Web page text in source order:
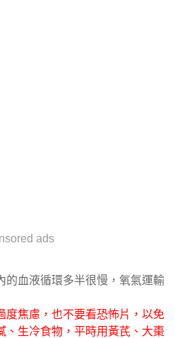
ads
的血液循環多半很慢，氧氣運輸
度焦慮，也不要看恐怖片，以免
、生冷食物，平時用黃芪、大棗